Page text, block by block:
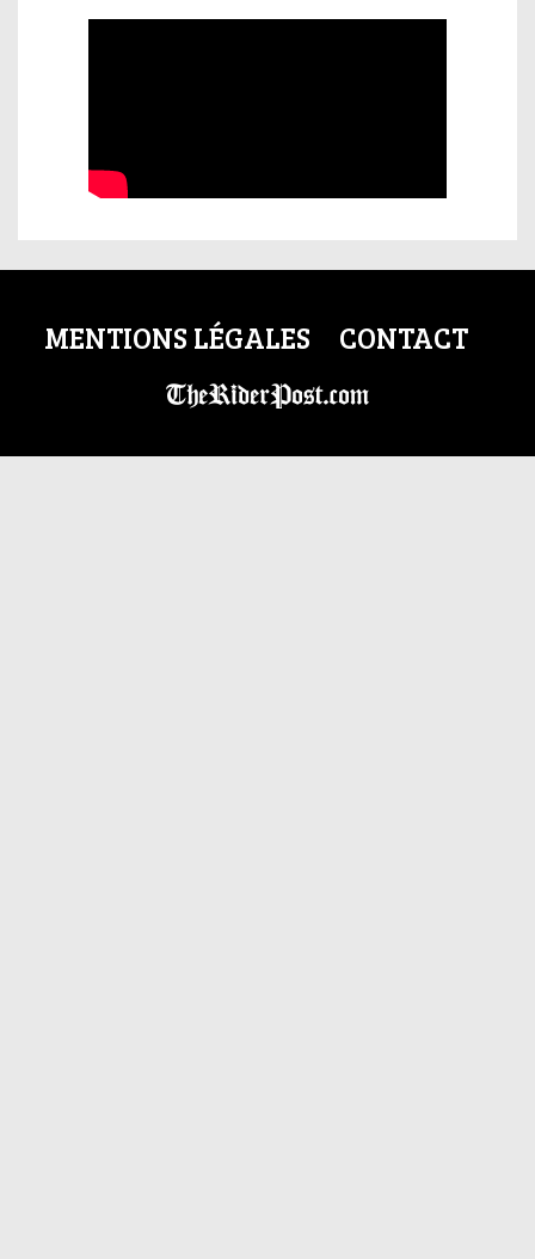
MENTIONS LÉGALES CONTACT